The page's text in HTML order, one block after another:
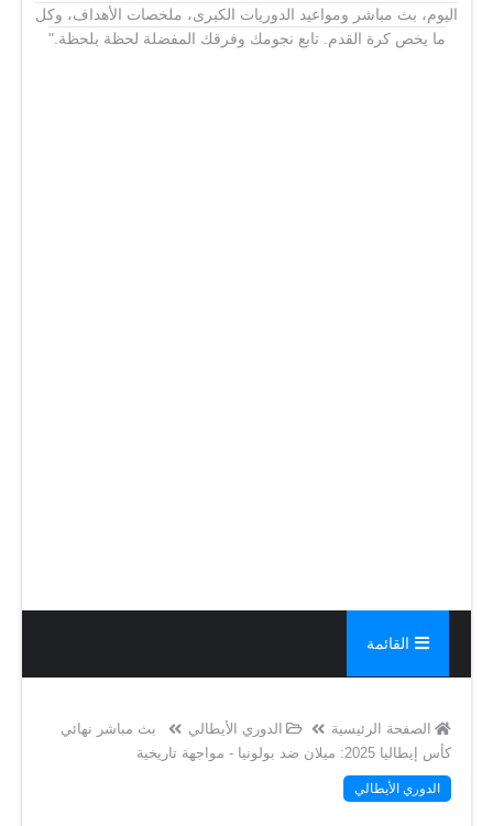
اليوم، بث مباشر ومواعيد الدوريات الكبرى، ملخصات الأهداف، وكل
ما يخص كرة القدم. تابع نجومك وفرقك المفضلة لحظة بلحظة."
القائمة
الصفحة الرئيسية الدوري الأيطالي
بث مباشر نهائي
كأس إيطاليا 2025: ميلان ضد بولونيا - مواجهة تاريخية
الدوري الأيطالي